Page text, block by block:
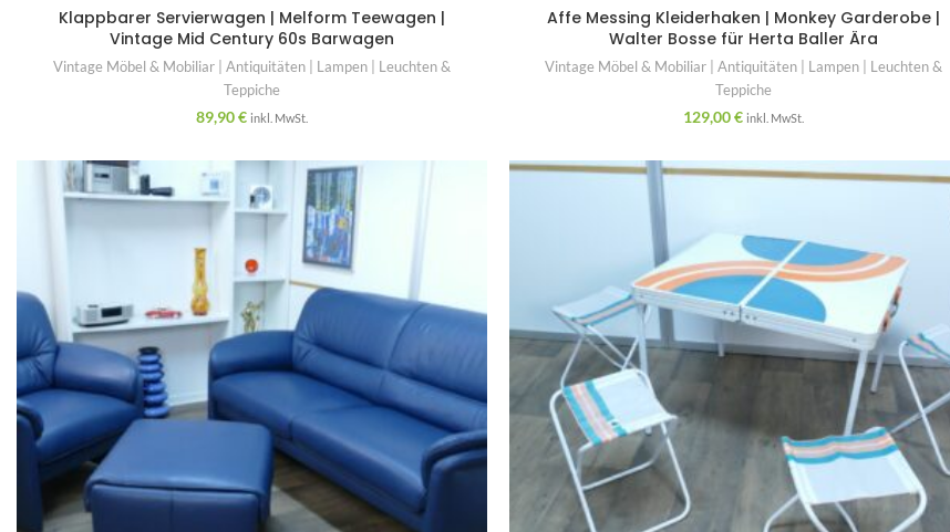
Klappbarer Servierwagen | Melform Teewagen |
Vintage Mid Century 60s Barwagen
Vintage Möbel & Mobiliar | Antiquitäten | Lampen | Leuchten &
Teppiche
89,90€ inkl. MwSt.
Affe Messing Kleiderhaken | Monkey Garderobe |
Walter Bosse für Herta Baller Ära
Vintage Möbel & Mobiliar | Antiquitäten | Lampen | Leuchten &
Teppiche
129,00€ inkl. MwSt.